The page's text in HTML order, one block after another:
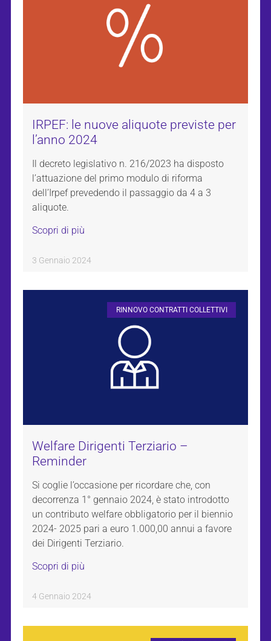
IRPEF: le nuove aliquote previste per
l’anno 2024
Il decreto legislativo n. 216/2023 ha disposto
l’attuazione del primo modulo di riforma
dell’Irpef prevedendo il passaggio da 4 a 3
aliquote.
Scopri di più
3 Gennaio 2024
RINNOVO CONTRATTI COLLETTIVI
Welfare Dirigenti Terziario –
Reminder
Si coglie l’occasione per ricordare che, con
decorrenza 1° gennaio 2024, è stato introdotto
un contributo welfare obbligatorio per il biennio
2024- 2025 pari a euro 1.000,00 annui a favore
dei Dirigenti Terziario.
Scopri di più
4 Gennaio 2024